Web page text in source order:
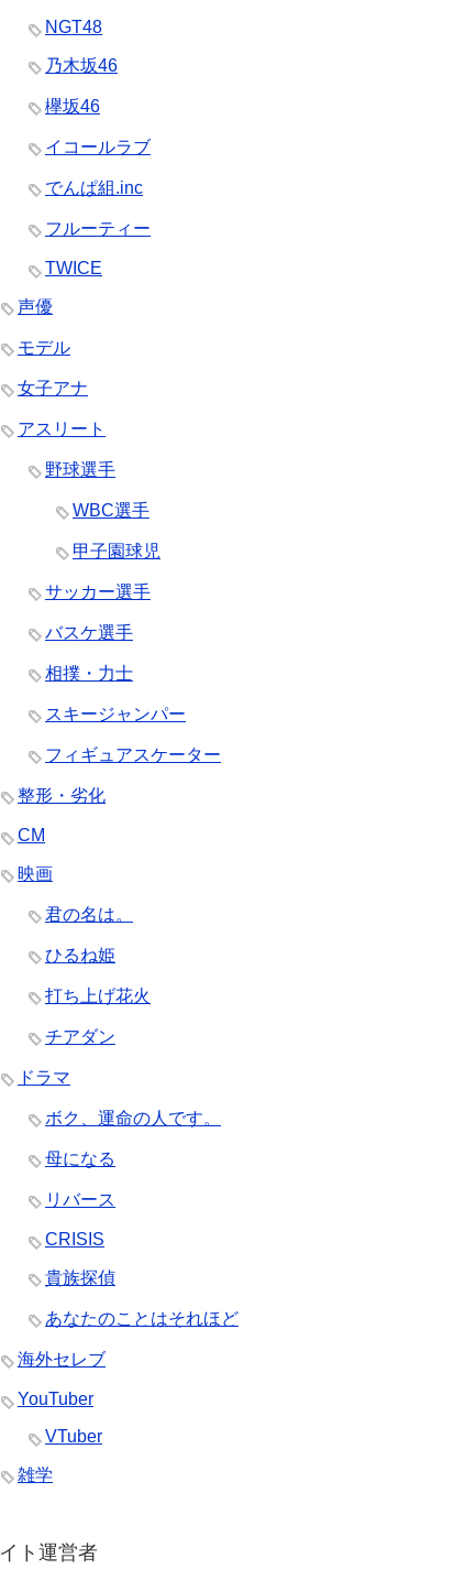
NGT48
乃木坂46
欅坂46
イコールラブ
でんぱ組.inc
フルーティー
TWICE
声優
モデル
女子アナ
アスリート
野球選手
WBC選手
甲子園球児
サッカー選手
バスケ選手
相撲・力士
スキージャンパー
フィギュアスケーター
整形・劣化
CM
映画
君の名は。
ひるね姫
打ち上げ花火
チアダン
ドラマ
ボク、運命の人です。
母になる
リバース
CRISIS
貴族探偵
あなたのことはそれほど
海外セレブ
YouTuber
VTuber
雑学
ト運営者